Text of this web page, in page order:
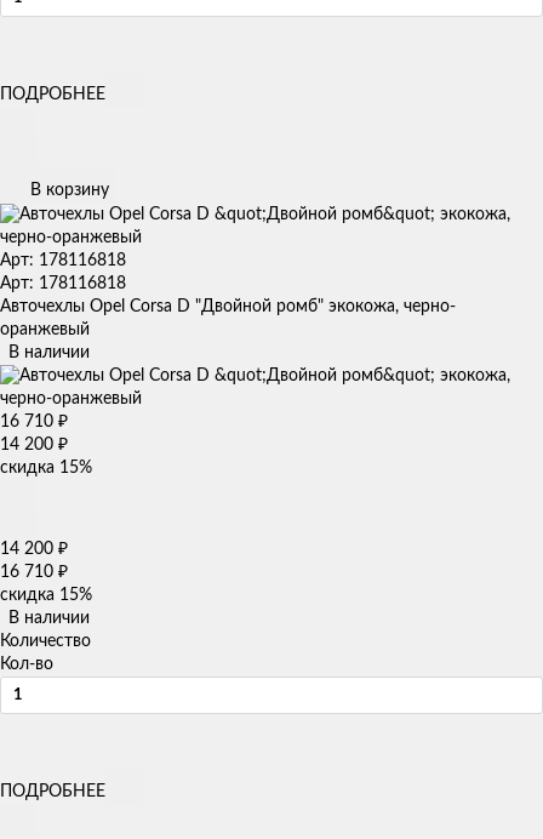
ПОДРОБНЕЕ
В корзину
Арт: 178116818
Арт: 178116818
Авточехлы Opel Corsa D "Двойной ромб" экокожа, черно-
оранжевый
В наличии
16 710 ₽
14 200 ₽
скидка 15%
14 200 ₽
16 710 ₽
скидка 15%
В наличии
Количество
Кол-во
ПОДРОБНЕЕ